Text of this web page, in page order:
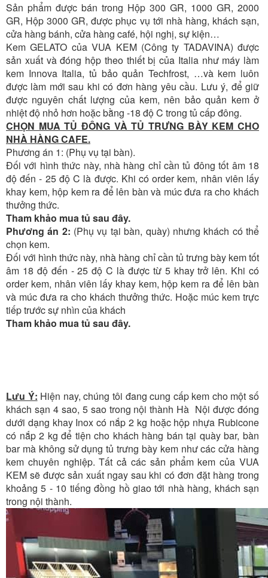
Sản phẩm được bán trong Hộp 300 GR, 1000 GR, 2000
GR, Hộp 3000 GR, được phục vụ tới nhà hàng, khách sạn,
cửa hàng bánh, cửa hàng café, hội nghị, sự kiện…
Kem GELATO của VUA KEM (Công ty TADAVINA) được
sản xuất và đóng hộp theo thiết bị của Italia như máy làm
kem Innova Italia, tủ bảo quản Techfrost, …và kem luôn
được làm mới sau khi có đơn hàng yêu cầu. Lưu ý, để giữ
được nguyên chất lượng của kem, nên bảo quản kem ở
nhiệt độ nhỏ hơn hoặc bằng -18 độ C trong tủ cấp đông.
CHỌN MUA TỦ ĐÔNG VÀ TỦ TRƯNG BÀY KEM CHO
NHÀ HÀNG CAFE.
Phương án 1: (Phụ vụ tại bàn).
Đối với hình thức này, nhà hàng chỉ cần tủ đông tốt âm 18
độ đến - 25 độ C là được. Khi có order kem, nhân viên lấy
khay kem, hộp kem ra để lên bàn và múc đưa ra cho khách
thưởng thức.
Tham khảo mua tủ sau đây.
Phương án 2: (Phụ vụ tại bàn, quày) nhưng khách có thể
chọn kem.
Đối với hình thức này, nhà hàng chỉ cần tủ trưng bày kem tốt
âm 18 độ đến - 25 độ C là được từ 5 khay trở lên. Khi có
order kem, nhân viên lấy khay kem, hộp kem ra để lên bàn
và múc đưa ra cho khách thưởng thức. Hoặc múc kem trực
tiếp trước sự nhìn của khách
Tham khảo mua tủ sau đây.
Lưu Ý: Hiện nay, chúng tôi đang cung cấp kem cho một số
khách sạn 4 sao, 5 sao trong nội thành Hà Nội được đóng
dưới dạng khay Inox có nắp 2 kg hoặc hộp nhựa Rubicone
có nắp 2 kg để tiện cho khách hàng bán tại quày bar, bàn
bar mà không sử dụng tủ trưng bày kem như các cửa hàng
kem chuyên nghiệp. Tất cả các sản phẩm kem của VUA
KEM sẽ được sản xuất ngay sau khi có đơn đặt hàng trong
khoảng 5 - 10 tiếng đồng hồ giao tới nhà hàng, khách sạn
trong nội thành.